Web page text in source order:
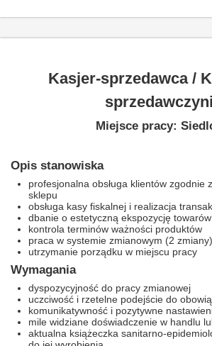
Kasjer-sprzedawca /
sprzedawczyni
Miejsce pracy:
Opis stanowiska
profesjonalna obsługa klientów zgodnie
sklepu
obsługa kasy fiskalnej i realizacja
dbanie o estetyczną ekspozycję
kontrola terminów ważności produktów
praca w systemie zmianowym (2 zmiany)
utrzymanie porządku w miejscu pracy
Wymagania
dyspozycyjność do pracy zmianowej
uczciwość i rzetelne podejście do
komunikatywność i pozytywne
mile widziane doświadczenie w handlu
aktualna książeczka sanitarno-